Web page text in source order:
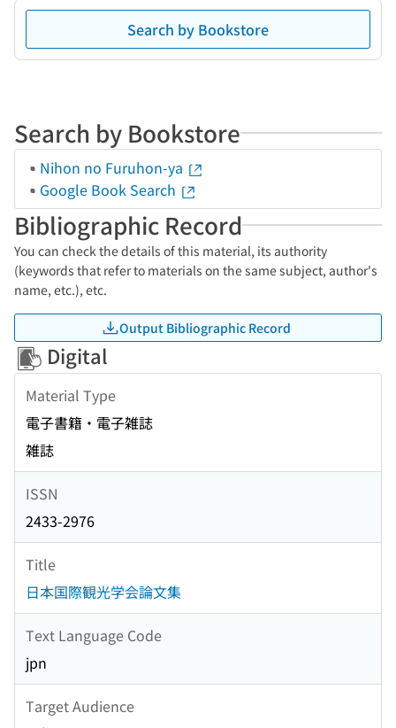
Search by Bookstore
Search by Bookstore
Nihon no Furuhon-ya
Google Book Search
Bibliographic Record
You can check the details of this material, its authority
(keywords that refer to materials on the same subject, author's
name, etc.), etc.
Output Bibliographic Record
Digital
Material Type
電子書籍・電子雑誌
雑誌
ISSN
2433-2976
Title
日本国際観光学会論文集
Text Language Code
jpn
Target Audience